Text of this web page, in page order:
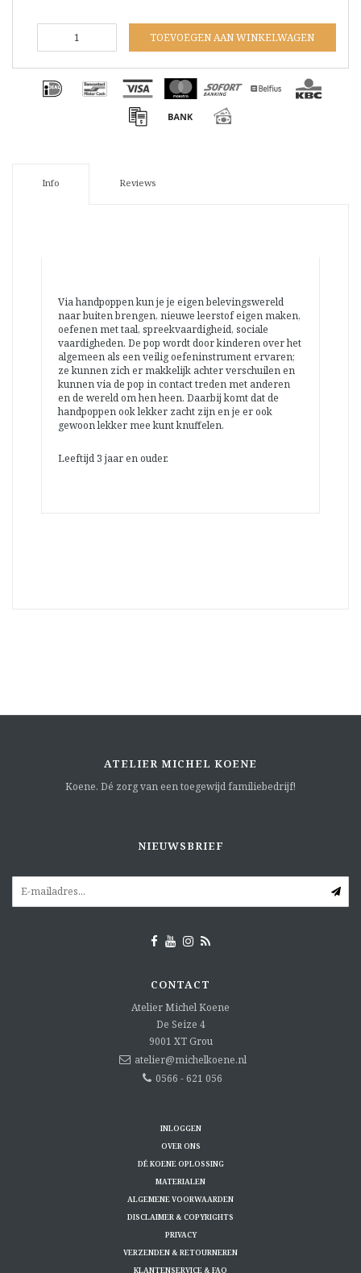
TOEVOEGEN AAN WINKELWAGEN
Info Reviews
Via handpoppen kun je je eigen belevingswereld
naar buiten brengen, nieuwe leerstof eigen maken,
oefenen met taal, spreekvaardigheid, sociale
vaardigheden. De pop wordt door kinderen over het
algemeen als een veilig oefeninstrument ervaren;
ze kunnen zich er makkelijk achter verschuilen en
kunnen via de pop in contact treden met anderen
en de wereld om hen heen. Daarbij komt dat de
handpoppen ook lekker zacht zijn en je er ook
gewoon lekker mee kunt knuffelen.
Leeftijd 3 jaar en ouder.
ATELIER MICHEL KOENE
Koene. Dé zorg van een toegewijd familiebedrijf!
NIEUWSBRIEF
CONTACT
Atelier Michel Koene
De Seize 4
9001 XT Grou
atelier@michelkoene.nl
0566 - 621 056
INLOGGEN
OVER ONS
DÉ KOENE OPLOSSING
MATERIALEN
ALGEMENE VOORWAARDEN
DISCLAIMER & COPYRIGHTS
PRIVACY
VERZENDEN & RETOURNEREN
KLANTENSERVICE & FAQ